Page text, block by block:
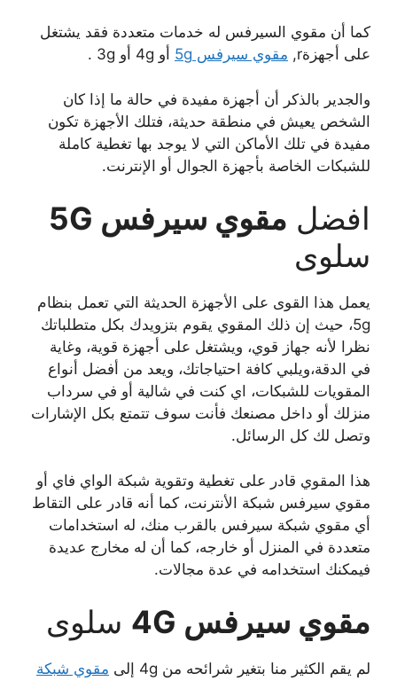
كما أن مقوي السيرفس له خدمات متعددة فقد يشتغل
على أجهزةr,
مقوي سيرفس 5g أو 4g أو 3g .
والجدير بالذكر أن أجهزة مفيدة في حالة ما إذا كان
الشخص يعيش في منطقة حديثة، فتلك الأجهزة تكون
مفيدة في تلك الأماكن التي لا يوجد بها تغطية كاملة
للشبكات الخاصة بأجهزة الجوال أو الإنترنت.
افضل مقوي سيرفس 5G
سلوى
يعمل هذا القوى على الأجهزة الحديثة التي تعمل بنظام
5g، حيث إن ذلك المقوي يقوم بتزويدك بكل متطلباتك
نظرا لأنه جهاز قوي، ويشتغل على أجهزة قوية، وغاية
في الدقة،ويلبي كافة احتياجاتك، ويعد من أفضل أنواع
المقويات للشبكات، اي كنت في شالية أو في سرداب
منزلك أو داخل مصنعك فأنت سوف تتمتع بكل الإشارات
وتصل لك كل الرسائل.
هذا المقوي قادر على تغطية وتقوية شبكة الواي فاي أو
مقوي سيرفس شبكة الأنترنت، كما أنه قادر على التقاط
أي مقوي شبكة سيرفس بالقرب منك، له استخدامات
متعددة في المنزل أو خارجه، كما أن له مخارج عديدة
فيمكنك استخدامه في عدة مجالات.
مقوي سيرفس 4G سلوى
لم يقم الكثير منا بتغير شرائحه من 4g إلى
مقوي شبكة